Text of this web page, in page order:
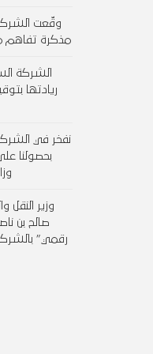
وقّعت
مذكرة تفاهم
الشركة
ريادتها
نفخر في
وزير النقل
صالح بن
رقمي”